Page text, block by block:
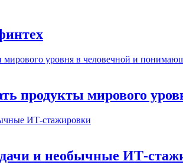
продукты мирового
и необычные